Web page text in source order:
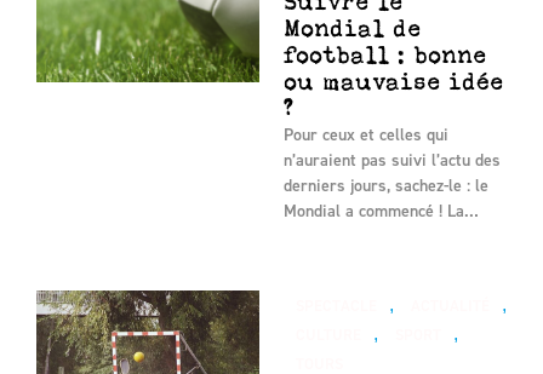
Mondial de
football : bonne
ou mauvaise idée
?
Pour ceux et celles qui
n’auraient pas suivi l’actu des
derniers jours, sachez-le : le
Mondial a commencé ! La…
,
,
,
,